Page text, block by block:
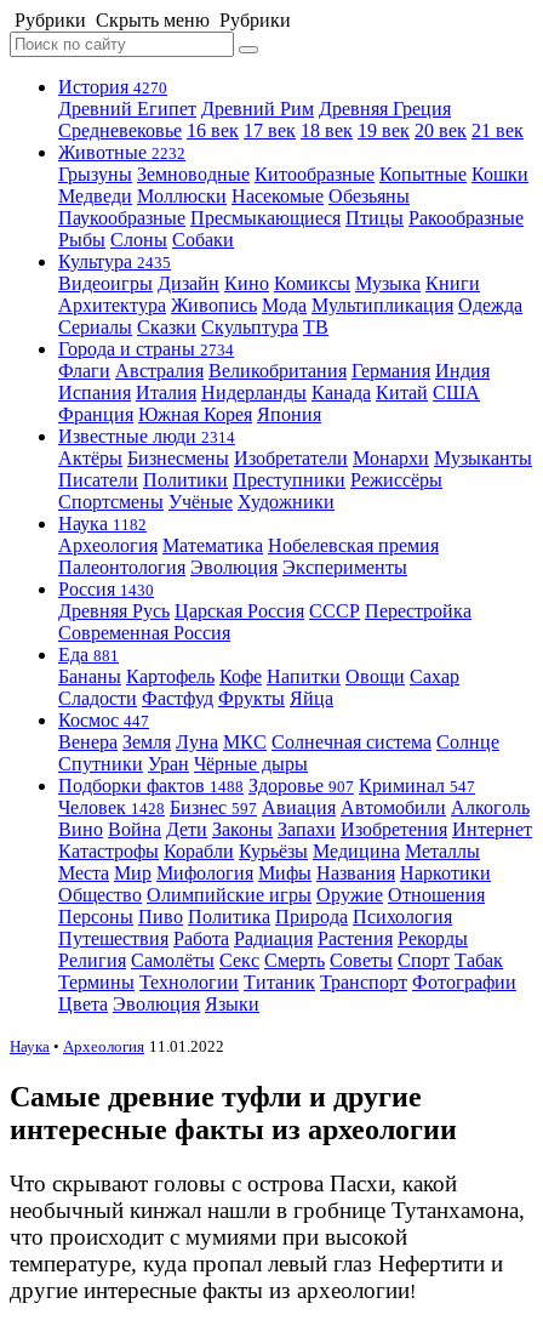
Рубрики Скрыть меню Рубрики
История 4270
Древний Египет Древний Рим Древняя Греция
Средневековье 16 век 17 век 18 век 19 век 20 век 21 век
Животные 2232
Грызуны Земноводные Китообразные Копытные Кошки
Медведи Моллюски Насекомые Обезьяны
Паукообразные Пресмыкающиеся Птицы Ракообразные
Рыбы Слоны Собаки
Культура 2435
Видеоигры Дизайн Кино Комиксы Музыка Книги
Архитектура Живопись Мода Мультипликация Одежда
Сериалы Сказки Скульптура ТВ
Города и страны 2734
Флаги Австралия Великобритания Германия Индия
Испания Италия Нидерланды Канада Китай США
Франция Южная Корея Япония
Известные люди 2314
Актёры Бизнесмены Изобретатели Монархи Музыканты
Писатели Политики Преступники Режиссёры
Спортсмены Учёные Художники
Наука 1182
Археология Математика Нобелевская премия
Палеонтология Эволюция Эксперименты
Россия 1430
Древняя Русь Царская Россия СССР Перестройка
Современная Россия
Еда 881
Бананы Картофель Кофе Напитки Овощи Сахар
Сладости Фастфуд Фрукты Яйца
Космос 447
Венера Земля Луна МКС Солнечная система Солнце
Спутники Уран Чёрные дыры
Подборки фактов 1488 Здоровье 907 Криминал 547
Человек 1428 Бизнес 597 Авиация Автомобили Алкоголь
Вино Война Дети Законы Запахи Изобретения Интернет
Катастрофы Корабли Курьёзы Медицина Металлы
Места Мир Мифология Мифы Названия Наркотики
Общество Олимпийские игры Оружие Отношения
Персоны Пиво Политика Природа Психология
Путешествия Работа Радиация Растения Рекорды
Религия Самолёты Секс Смерть Советы Спорт Табак
Термины Технологии Титаник Транспорт Фотографии
Цвета Эволюция Языки
Наука • Археология 11.01.2022
Самые древние туфли и другие
интересные факты из археологии
Что скрывают головы с острова Пасхи, какой
необычный кинжал нашли в гробнице Тутанхамона,
что происходит с мумиями при высокой
температуре, куда пропал левый глаз Нефертити и
другие интересные факты из археологии!